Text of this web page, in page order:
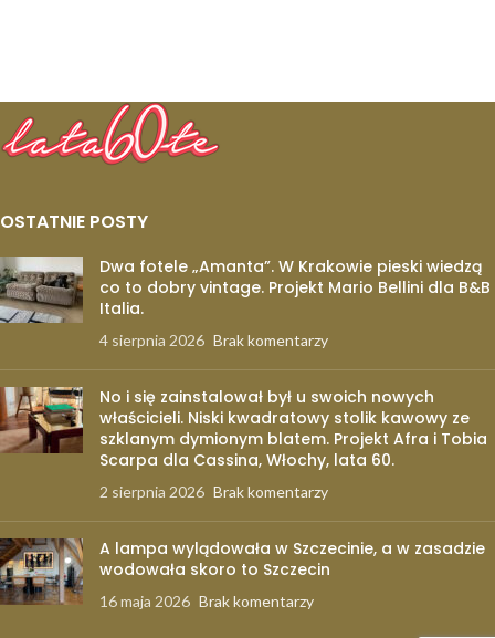
OSTATNIE POSTY
Dwa fotele „Amanta”. W Krakowie pieski wiedzą
co to dobry vintage. Projekt Mario Bellini dla B&B
Italia.
4 sierpnia 2026 Brak komentarzy
No i się zainstalował był u swoich nowych
właścicieli. Niski kwadratowy stolik kawowy ze
szklanym dymionym blatem. Projekt Afra i Tobia
Scarpa dla Cassina, Włochy, lata 60.
2 sierpnia 2026 Brak komentarzy
A lampa wylądowała w Szczecinie, a w zasadzie
wodowała skoro to Szczecin
16 maja 2026 Brak komentarzy